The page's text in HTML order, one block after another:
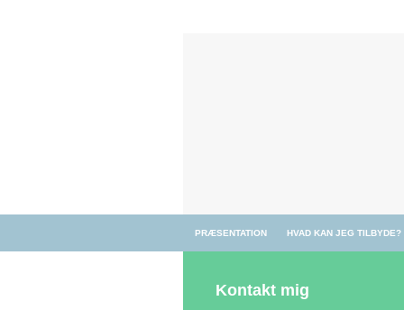
PRÆSENTATION HVAD KAN JEG TILBYDE?
Kontakt mig